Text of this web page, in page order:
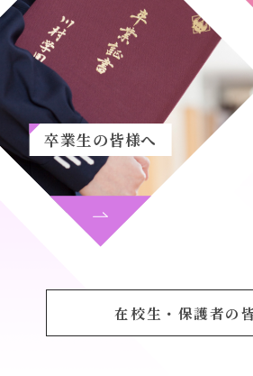
卒業生の皆様へ
在校生・保護者の